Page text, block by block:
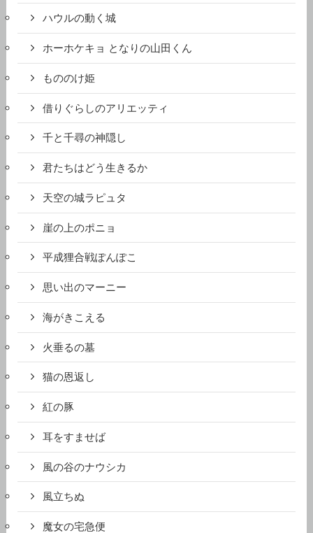
ハウルの動く城
ホーホケキョ となりの山田くん
もののけ姫
借りぐらしのアリエッティ
千と千尋の神隠し
君たちはどう生きるか
天空の城ラピュタ
崖の上のポニョ
平成狸合戦ぽんぽこ
思い出のマーニー
海がきこえる
火垂るの墓
猫の恩返し
紅の豚
耳をすませば
風の谷のナウシカ
風立ちぬ
魔女の宅急便